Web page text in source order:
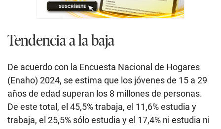
Tendencia a la baja
De acuerdo con la Encuesta Nacional de Hogares
(Enaho) 2024, se estima que los jóvenes de 15 a 29
años de edad superan los 8 millones de personas.
De este total, el 45,5% trabaja, el 11,6% estudia y
trabaja, el 25,5% sólo estudia y el 17,4% ni estudia ni